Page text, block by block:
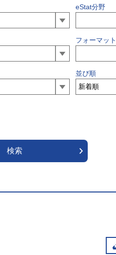
eStat分野
フォーマット
並び順